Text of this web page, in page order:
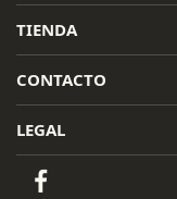
TIENDA
CONTACTO
LEGAL